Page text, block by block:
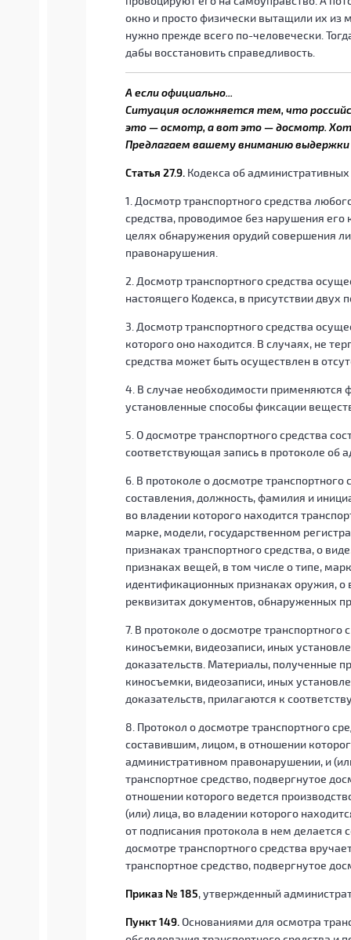
окно и просто физически вытащили их из
нужно прежде всего по-человечески.
дабы восстановить справедливость.
А если официально...
Ситуация осложняется тем, что
это — осмотр, а вот это — досмотр.
Предлагаем вашему вниманию
Статья 27.9. Кодекса об
1. Досмотр транспортного средства
средства, проводимое без нарушения его
целях обнаружения орудий совершения
правонарушения.
2. Досмотр транспортного средства
настоящего Кодекса, в присутствии двух
3. Досмотр транспортного средства
которого оно находится. В случаях, не
средства может быть осуществлен в
4. В случае необходимости применяются
установленные способы фиксации
5. О досмотре транспортного средства
соответствующая запись в протоколе об
6. В протоколе о досмотре
составления, должность, фамилия и
во владении которого находится
марке, модели, государственном
признаках транспортного средства, о
признаках вещей, в том числе о типе,
идентификационных признаках оружия, о
реквизитах документов, обнаруженных
7. В протоколе о досмотре транспортного
киносъемки, видеозаписи, иных
доказательств. Материалы, полученные
киносъемки, видеозаписи, иных
доказательств, прилагаются к
8. Протокол о досмотре транспортного
составившим, лицом, в отношении
административном правонарушении, и
транспортное средство, подвергнутое
отношении которого ведется
(или) лица, во владении которого
от подписания протокола в нем делается
досмотре транспортного средства
транспортное средство, подвергнутое
Приказ № 185, утвержденный
Пункт 149.Основаниями для осмотра